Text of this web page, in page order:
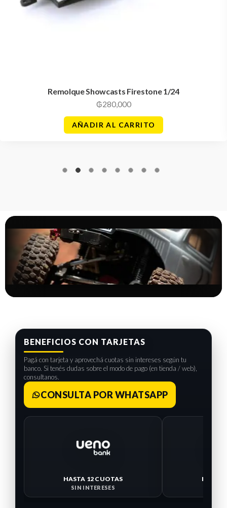
Remolque Showcasts Firestone 1/24
₲280,000
AÑADIR AL CARRITO
BENEFICIOS CON TARJETAS
Pagá con tarjeta y aprovechá cuotas sin intereses según tu
banco. Si tenés dudas sobre el modo de pago (en tienda / web),
consultanos.
CONSULTA POR WHATSAPP
HASTA 12 CUOTAS
SIN INTERESES
HASTA